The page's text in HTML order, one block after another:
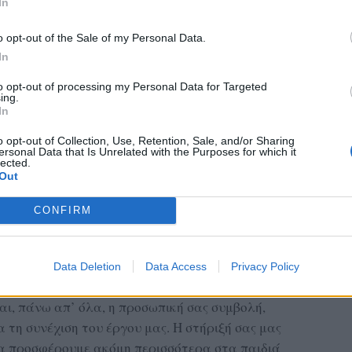
opt-out of the Sale of my Personal Data.
opt-out of processing my Personal Data for Targeted
opt-out of Collection, Use, Retention, Sale, and/or Sharing
Data that Is Unrelated with the Purposes for which it
CONFIRM
Data Deletion Data Access Privacy Policy
βοήθεια, εξασφαλίζοντας ότι τα
χαράς και φροντίδας. Ιδιαίτερες
"ΑΒ Βασιλόπουλος"και"Ελληνικές
υποστηρίζονται από το Κέντρο μας.
θερμά την εταιρεία
μας στα νέα μας γραφεία. Η ομαλή αυτή
απρόσκοπτα τη λειτουργία μας και
σε ακόμη περισσότερους ανθρώπους που το
πάνω απ’ όλα, η προσωπική σας συμβολή,
συνέχιση του έργου μας. Η στήριξή σας μας
προσφέρουμε ακόμη περισσότερα στα παιδιά